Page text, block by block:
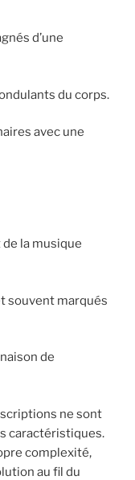
d’une
du corps.
avec une
la musique
souvent marqués
de
ne sont
caractéristiques.
complexité,
au fil du